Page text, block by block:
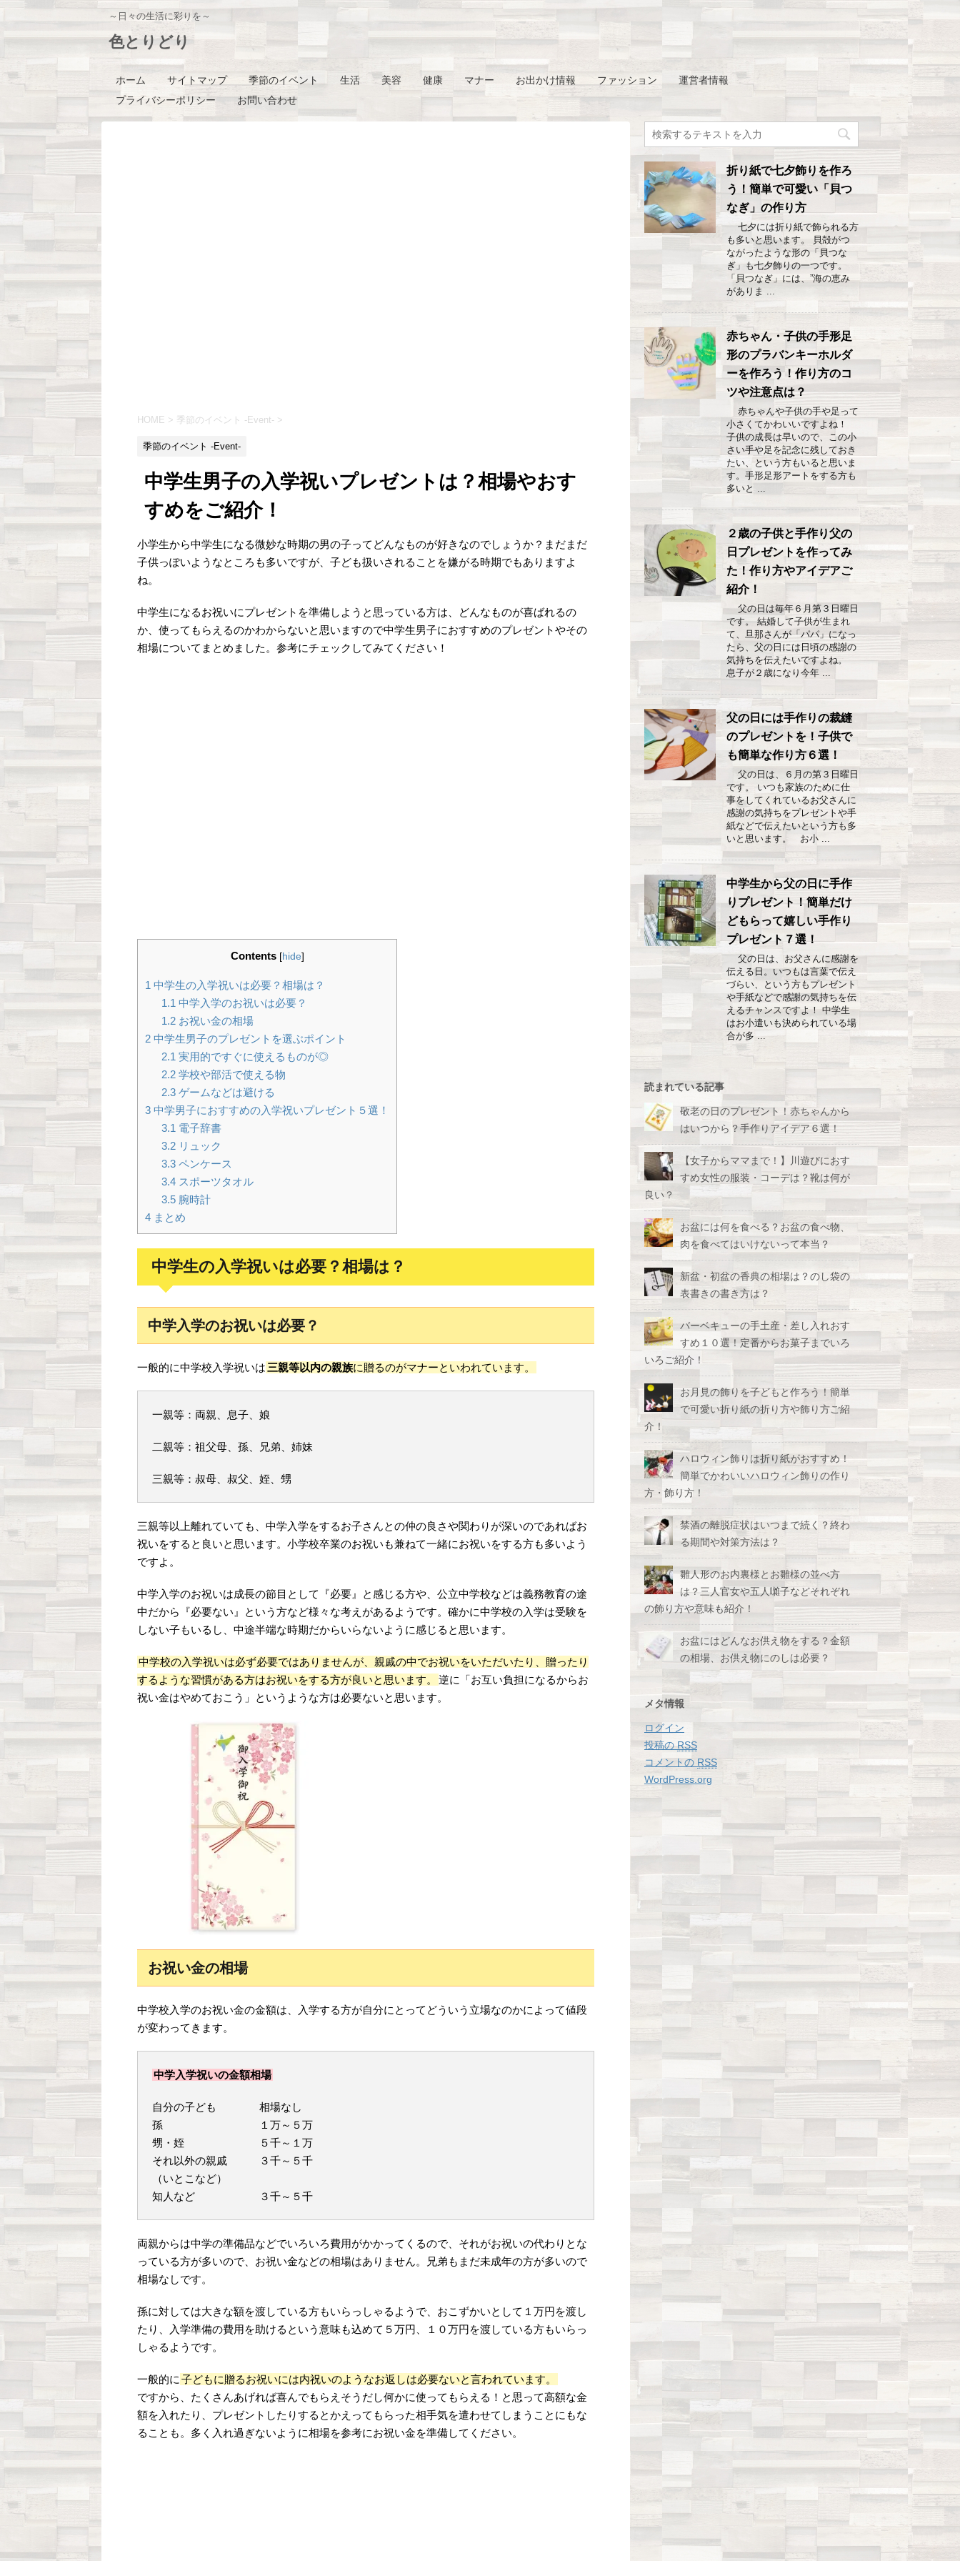
～日々の生活に彩りを～
色とりどり
ホーム サイトマップ 季節のイベント 生活 美容 健康 マナー お出かけ情報 ファッション
運営者情報
プライバシーポリシー
お問い合わせ
HOME > 季節のイベント -Event- >
季節のイベント -Event-
中学生男子の入学祝いプレゼントは？相場やおす
すめをご紹介！
小学生から中学生になる微妙な時期の男の子ってどんなものが好きなのでしょうか？まだまだ
子供っぽいようなところも多いですが、子ども扱いされることを嫌がる時期でもありますよ
ね。
中学生になるお祝いにプレゼントを準備しようと思っている方は、どんなものが喜ばれるの
か、使ってもらえるのかわからないと思いますので中学生男子におすすめのプレゼントやその
相場についてまとめました。参考にチェックしてみてください！
Contents [hide]
1 中学生の入学祝いは必要？相場は？
1.1 中学入学のお祝いは必要？
1.2お祝い金の相場
2 中学生男子のプレゼントを選ぶポイント
2.1 実用的ですぐに使えるものが◎
2.2学校や部活で使える物
2.3ゲームなどは避ける
3 中学男子におすすめの入学祝いプレゼント５選！
3.1 電子辞書
3.2リュック
3.3ペンケース
3.4スポーツタオル
3.5腕時計
4 まとめ
中学生の入学祝いは必要？相場は？
中学入学のお祝いは必要？
一般的に中学校入学祝いは 三親等以内の親族に贈るのがマナーといわれています。
一親等：両親、息子、娘
二親等：祖父母、孫、兄弟、姉妹
三親等：叔母、叔父、姪、甥
三親等以上離れていても、中学入学をするお子さんとの仲の良さや関わりが深いのであればお
祝いをすると良いと思います。小学校卒業のお祝いも兼ねて一緒にお祝いをする方も多いよう
ですよ。
中学入学のお祝いは成長の節目として『必要』と感じる方や、公立中学校などは義務教育の途
中だから『必要ない』という方など様々な考えがあるようです。確かに中学校の入学は受験を
しない子もいるし、中途半端な時期だからいらないように感じると思います。
中学校の入学祝いは必ず必要ではありませんが、親戚の中でお祝いをいただいたり、贈ったり
するような習慣がある方はお祝いをする方が良いと思います。
逆に「お互い負担になるからお
祝い金はやめておこう」というような方は必要ないと思います。
お祝い金の相場
中学校入学のお祝い金の金額は、入学する方が自分にとってどういう立場なのかによって値段
が変わってきます。
中学入学祝いの金額相場
自分の子ども 相場なし
孫 １万～５万
甥・姪 ５千～１万
それ以外の親戚 ３千～５千
（いとこなど）
知人など ３千～５千
両親からは中学の準備品などでいろいろ費用がかかってくるので、それがお祝いの代わりとな
っている方が多いので、お祝い金などの相場はありません。兄弟もまだ未成年の方が多いので
相場なしです。
孫に対しては大きな額を渡している方もいらっしゃるようで、おこずかいとして１万円を渡し
たり、入学準備の費用を助けるという意味も込めて５万円、１０万円を渡している方もいらっ
しゃるようです。
一般的に 子どもに贈るお祝いには内祝いのようなお返しは必要ないと言われています。
ですから、たくさんあげれば喜んでもらえそうだし何かに使ってもらえる！と思って高額な金
額を入れたり、プレゼントしたりするとかえってもらった相手気を遣わせてしまうことにもな
ることも。多く入れ過ぎないように相場を参考にお祝い金を準備してください。
折り紙で七夕飾りを作ろ
う！簡単で可愛い「貝つ
なぎ」の作り方
七夕には折り紙で飾られる方
も多いと思います。 貝殻がつ
ながったような形の「貝つな
ぎ」も七夕飾りの一つです。
「貝つなぎ」には、”海の恵み
がありま ...
赤ちゃん・子供の手形足
形のプラバンキーホルダ
ーを作ろう！作り方のコ
ツや注意点は？
赤ちゃんや子供の手や足って
小さくてかわいいですよね！
子供の成長は早いので、この小
さい手や足を記念に残しておき
たい、という方もいると思いま
す。手形足形アートをする方も
多いと ...
２歳の子供と手作り父の
日プレゼントを作ってみ
た！作り方やアイデアご
紹介！
父の日は毎年６月第３日曜日
です。 結婚して子供が生まれ
て、旦那さんが「パパ」になっ
たら、父の日には日頃の感謝の
気持ちを伝えたいですよね。
息子が２歳になり今年 ...
父の日には手作りの裁縫
のプレゼントを！子供で
も簡単な作り方６選！
父の日は、６月の第３日曜日
です。 いつも家族のために仕
事をしてくれているお父さんに
感謝の気持ちをプレゼントや手
紙などで伝えたいという方も多
いと思います。 お小 ...
中学生から父の日に手作
りプレゼント！簡単だけ
どもらって嬉しい手作り
プレゼント７選！
父の日は、お父さんに感謝を
伝える日。いつもは言葉で伝え
づらい、という方もプレゼント
や手紙などで感謝の気持ちを伝
えるチャンスですよ！ 中学生
はお小遣いも決められている場
合が多 ...
読まれている記事
敬老の日のプレゼント！赤ちゃんから
はいつから？手作りアイデア６選！
【女子からママまで！】川遊びにおす
すめ女性の服装・コーデは？靴は何が
良い？
お盆には何を食べる？お盆の食べ物、
肉を食べてはいけないって本当？
新盆・初盆の香典の相場は？のし袋の
表書きの書き方は？
バーベキューの手土産・差し入れおす
すめ１０選！定番からお菓子までいろ
いろご紹介！
お月見の飾りを子どもと作ろう！簡単
で可愛い折り紙の折り方や飾り方ご紹
介！
ハロウィン飾りは折り紙がおすすめ！
簡単でかわいいハロウィン飾りの作り
方・飾り方！
禁酒の離脱症状はいつまで続く？終わ
る期間や対策方法は？
雛人形のお内裏様とお雛様の並べ方
は？三人官女や五人囃子などそれぞれ
の飾り方や意味も紹介！
お盆にはどんなお供え物をする？金額
の相場、お供え物にのしは必要？
メタ情報
ログイン
投稿のRSS
コメントの RSS
WordPress.org